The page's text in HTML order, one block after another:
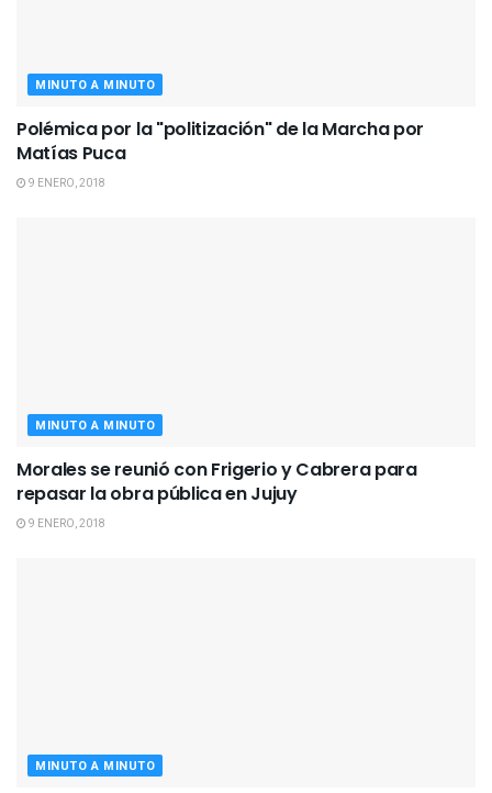
MINUTO A MINUTO
Polémica por la "politización" de la Marcha por
Matías Puca
9 ENERO, 2018
MINUTO A MINUTO
Morales se reunió con Frigerio y Cabrera para
repasar la obra pública en Jujuy
9 ENERO, 2018
MINUTO A MINUTO